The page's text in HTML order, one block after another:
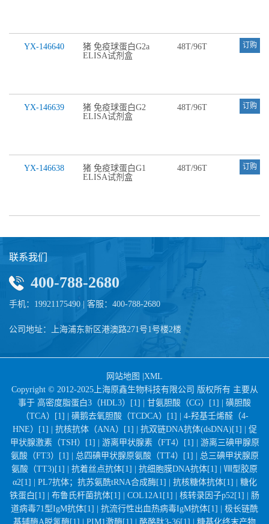
YX-146640
猪 免疫球蛋白G2a
ELISA试剂盒
48T/96T 订购
YX-146639
猪 免疫球蛋白G2
ELISA试剂盒
48T/96T 订购
YX-146638
猪 免疫球蛋白G1
ELISA试剂盒
48T/96T 订购
联系我们
400-788-2680
手机：19921175490 | 客服：400-788-2680
公司地址：上海浦东新区港澳路271号1号楼2楼
网站地图
XML
Copyright © 2012-2025上海原鑫生物科技有限公司 版权所有 主要从
事于 高密度脂蛋白3（HDL3）[1] | 甘氨胆酸（CG）[1] | 磺胆酸
（TCA）[1] | 磺鹅去氧胆酸（TCDCA）[1] | 4-羟基壬烯醛（4-
HNE）[1] | 抗核抗体（ANA）[1] | 抗双链DNA抗体(dsDNA)[1] | 促
甲状腺激素（TSH）[1] | 游离甲状腺素（FT4）[1] | 游离三碘甲腺原
氨酸（FT3）[1] | 总四碘甲状腺原氨酸（TT4）[1] | 总三碘甲状腺原
氨酸（TT3)[1] | 抗着丝点抗体[1] | 抗细胞膜DNA抗体[1] | Ⅷ型胶原
α2[1] | PL7抗体；抗苏氨酰tRNA合成酶[1] | 抗核糖体抗体[1] | 糖化
铁蛋白[1] | 布鲁氏杆菌抗体[1] | COL12A1[1] | 核转录因子p52[1] | 肠
道病毒71型IgM抗体[1] | 抗流行性出血热病毒IgM抗体[1] | 极长链酰
基辅酶A脱氢酶[1] | PIM1激酶[1] | 酪酪肽3-36[1] | 糖基化终末产物